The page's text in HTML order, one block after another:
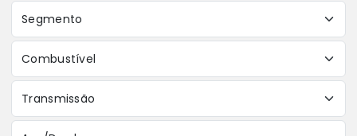
Segmento
Combustível
Transmissão